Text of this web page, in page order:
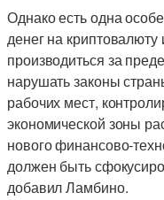
Однако есть одна
денег на
производиться за
нарушать законы
рабочих мест,
экономической зоны
нового финансово-
должен быть
добавил Ламбино.